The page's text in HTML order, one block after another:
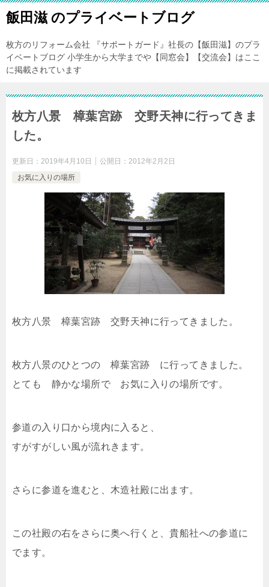
飯田滋 のプライベートブログ
枚方のリフォーム会社 『サポートガード』社長の【飯田滋】のプラ
イベートブログ 小学生から大学までや【同窓会】【交流会】はここ
に掲載されています
枚方八景 樟葉宮跡 交野天神に行ってきま
した。
更新日： 2019年4月10日 公開日： 2012年2月2日
お気に入りの場所
枚方八景 樟葉宮跡 交野天神に行ってきました。
枚方八景のひとつの 樟葉宮跡 に行ってきました。
とても 静かな場所で お気に入りの場所です。
参道の入り口から境内に入ると、
すがすがしい風が流れきます。
さらに参道を進むと、木造社殿に出ます。
この社殿の右をさらに奥へ行くと、貴船社への参道に
でます。